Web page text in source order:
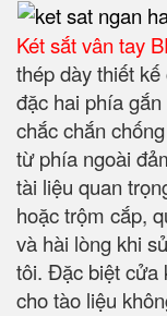
Két sắt vân tay
thép dày thiết
đặc hai phía
chắc chắn
từ phía ngoài
tài liệu quan
hoặc trộm cắp,
và hài lòng khi
tôi. Đặc biệt cửa
cho tào liệu